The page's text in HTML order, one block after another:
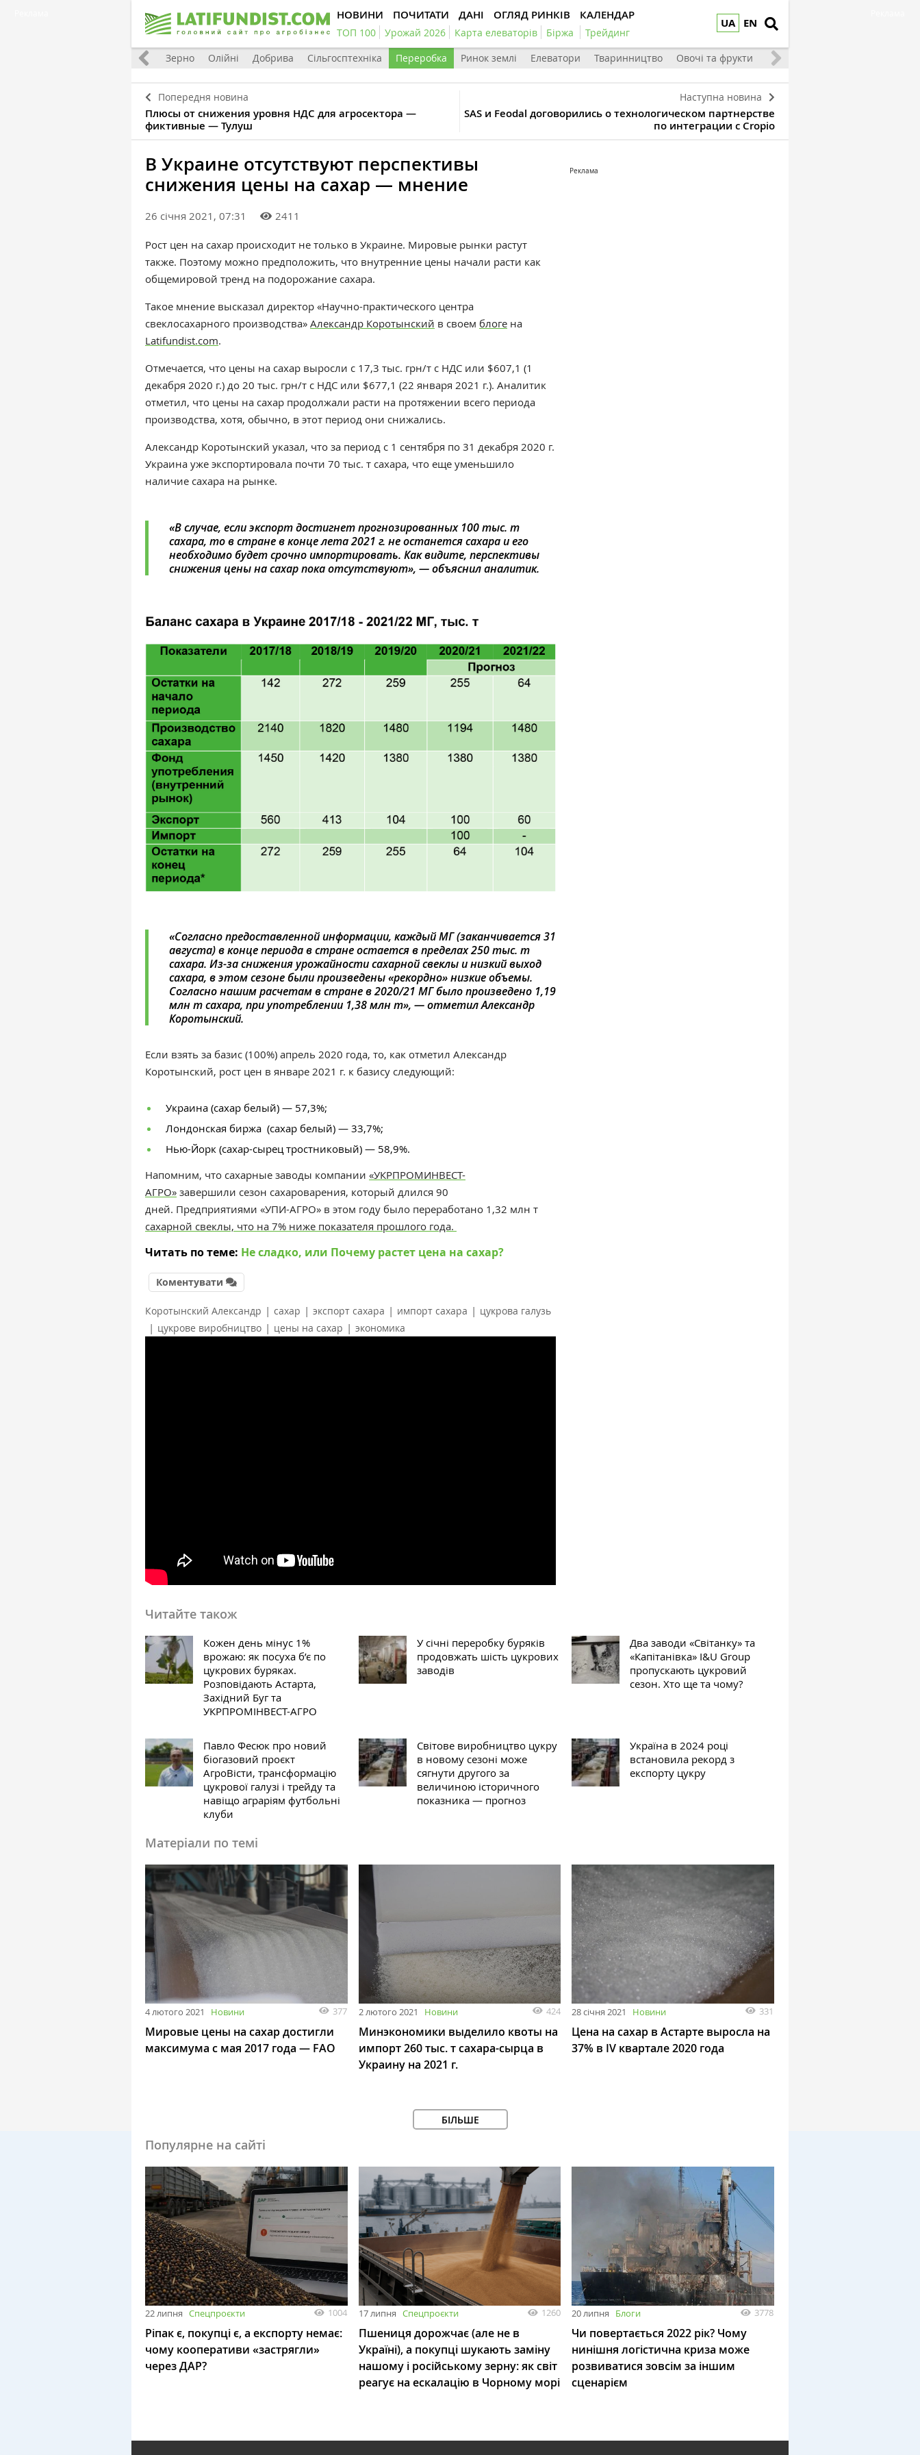
UA EN
НОВИНИ ПОЧИТАТИ ДАНІ ОГЛЯД РИНКІВ КАЛЕНДАР
ТОП 100 Урожай 2026 Карта елеваторів Біржа Трейдинг
Світ Зерно Олійні Добрива Сільгосптехніка Переробка Ринок землі Елеватори Тваринництво Овочі та фрукти
Попередня новина
Плюсы от снижения уровня НДС для агросектора —
фиктивные — Тулуш
Наступна новина
SAS и Feodal договорились о технологическом партнерстве
по интеграции с Cropio
В Украине отсутствуют перспективы
снижения цены на сахар — мнение
26 січня 2021, 07:31 2411
Рост цен на сахар происходит не только в Украине. Мировые рынки растут
также. Поэтому можно предположить, что внутренние цены начали расти как
общемировой тренд на подорожание сахара.
Такое мнение высказал директор «Научно-практического центра
свеклосахарного производства» Александр Коротынский в своем блоге на
Latifundist.com.
Отмечается, что цены на сахар выросли с 17,3 тыс. грн/т с НДС или $607,1 (1
декабря 2020 г.) до 20 тыс. грн/т с НДС или $677,1 (22 января 2021 г.). Аналитик
отметил, что цены на сахар продолжали расти на протяжении всего периода
производства, хотя, обычно, в этот период они снижались.
Александр Коротынский указал, что за период с 1 сентября по 31 декабря 2020 г.
Украина уже экспортировала почти 70 тыс. т сахара, что еще уменьшило
наличие сахара на рынке.
«В случае, если экспорт достигнет прогнозированных 100 тыс. т
сахара, то в стране в конце лета 2021 г. не останется сахара и его
необходимо будет срочно импортировать. Как видите, перспективы
снижения цены на сахар пока отсутствуют», —объяснил аналитик.
«Согласно предоставленной информации, каждый МГ (заканчивается 31
августа) в конце периода в стране остается в пределах 250 тыс. т
сахара. Из-за снижения урожайности сахарной свеклы и низкий выход
сахара, в этом сезоне были произведены «рекордно» низкие объемы.
Согласно нашим расчетам в стране в 2020/21 МГ было произведено 1,19
млн т сахара, при употреблении 1,38 млн т», — отметил Александр
Коротынский.
Если взять за базис (100%) апрель 2020 года, то, как отметил Александр
Коротынский, рост цен в январе 2021 г. к базису следующий:
Украина (сахар белый) — 57,3%;
Лондонская биржа (сахар белый) — 33,7%;
Нью-Йорк (сахар-сырец тростниковый) — 58,9%.
Напомним, что сахарные заводы компании «УКРПРОМИНВЕСТ-
АГРО» завершили сезон сахароварения, который длился 90
дней. Предприятиями «УПИ-АГРО» в этом году было переработано 1,32 млн т
сахарной свеклы, что на 7% ниже показателя прошлого года.
Читать по теме: Не сладко, или Почему растет цена на сахар?
Коментувати
Коротынский Александр | сахар | экспорт сахара | импорт сахара | цукрова галузь
| цукрове виробництво | цены на сахар | экономика
Реклама
Читайте також
Кожен день мінус 1%
врожаю: як посуха б’є по
цукрових буряках.
Розповідають Астарта,
Західний Буг та
УКРПРОМІНВЕСТ-АГРО
У січні переробку буряків
продовжать шість цукрових
заводів
Два заводи «Світанку» та
«Капітанівка» I&U Group
пропускають цукровий
сезон. Хто ще та чому?
Павло Фесюк про новий
біогазовий проєкт
АгроВісти, трансформацію
цукрової галузі і трейду та
навіщо аграріям футбольні
клуби
Світове виробництво цукру
в новому сезоні може
сягнути другого за
величиною історичного
показника — прогноз
Україна в 2024 році
встановила рекорд з
експорту цукру
Матеріали по темі
4 лютого 2021 Новини 377
Мировые цены на сахар достигли
максимума с мая 2017 года — FAO
2 лютого 2021 Новини 424
Минэкономики выделило квоты на
импорт 260 тыс. т сахара-сырца в
Украину на 2021 г.
28 січня 2021 Новини 331
Цена на сахар в Астарте выросла на
37% в IV квартале 2020 года
БІЛЬШЕ
Популярне на сайті
22 липня Спецпроєкти 1004
Ріпак є, покупці є, а експорту немає:
чому кооперативи «застрягли»
через ДАР?
17 липня Спецпроєкти 1260
Пшениця дорожчає (але не в
Україні), а покупці шукають заміну
нашому і російському зерну: як світ
реагує на ескалацію в Чорному морі
20 липня Блоги 3778
Чи повертається 2022 рік? Чому
нинішня логістична криза може
розвиватися зовсім за іншим
сценарієм